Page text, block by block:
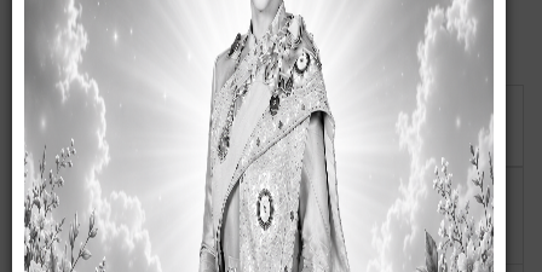
แสดง
ชื่อ
วันเผย
แพร่
การเปิดเผยราคากลางและการคำนวณราคากลางงานก่อสร้าง
โครงการซ่่อมแซมหลังคาอาคารสำนักงาน
17
มิถุนายน
2563